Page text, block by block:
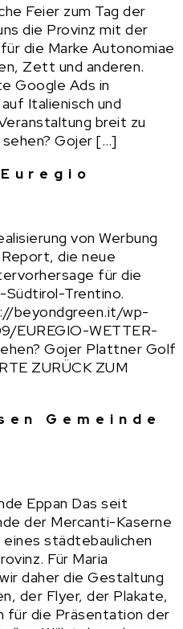
Feier zum Tag der
die Provinz mit der
die Marke Autonomiae
Zett und anderen.
Google Ads in
Italienisch und
breit zu
Gojer […]
von Werbung
die neue
für die
Südtirol-Trentino.
beyondgreen.it/wp-
EUREGIO-WETTER-
Gojer Plattner Golf
ZURÜCK ZUM
Gemeinde
Eppan Das seit
der Mercanti-Kaserne
eines städtebaulichen
Für Maria
daher die Gestaltung
der Flyer, der Plakate,
für die Präsentation der